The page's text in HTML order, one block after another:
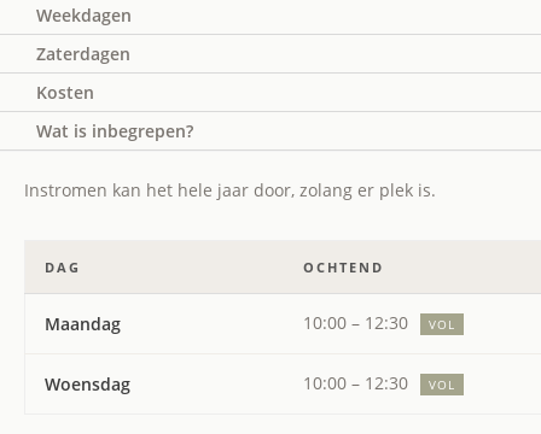
Weekdagen
Zaterdagen
Kosten
Wat is inbegrepen?
Instromen kan het hele jaar door, zolang er plek is.
DAG OCHTEND
Maandag 10:00 – 12:30 VOL
Woensdag 10:00 – 12:30 VOL